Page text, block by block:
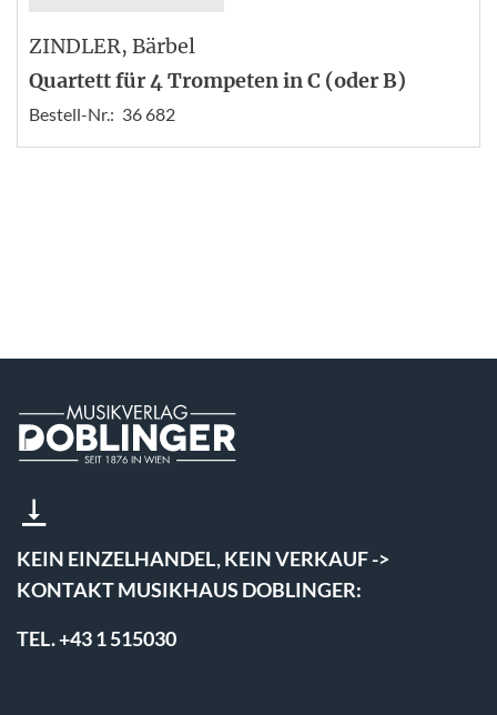
ZINDLER, Bärbel
Quartett für 4 Trompeten in C (oder B)
Bestell-Nr.: 36 682
KEIN EINZELHANDEL, KEIN VERKAUF ->
KONTAKT MUSIKHAUS DOBLINGER:
TEL. +43 1 515030